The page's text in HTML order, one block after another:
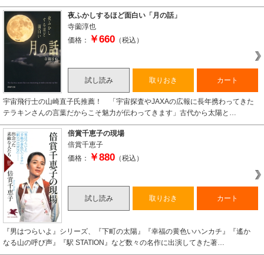
夜ふかしするほど面白い「月の話」
寺薗淳也
価格：
￥660 （税込）
試し読み 取りおき カート
宇宙飛行士の山崎直子氏推薦！ 「宇宙探査やJAXAの広報に長年携わってきた
テラキンさんの言葉だからこそ魅力が伝わってきます」古代から太陽と…
倍賞千恵子の現場
倍賞千恵子
価格：
￥880 （税込）
試し読み 取りおき カート
『男はつらいよ』シリーズ、『下町の太陽』『幸福の黄色いハンカチ』『遙か
なる山の呼び声』『駅 STATION』など数々の名作に出演してきた著…